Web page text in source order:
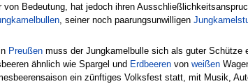
Bedeutung, hat jedoch ihren
, seiner noch paarungsunwilligen
Preußen muss der Jungkamelbulle sich als guter Schütze
ähnlich wie Spargel und Erdbeeren von weißen
ein zünftiges Volksfest statt, mit Musik,